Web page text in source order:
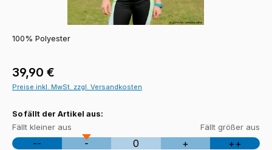
100% Polyester
Regulärer Preis:
39,90 €
Preise inkl. MwSt. zzgl. Versandkosten
So fällt der Artikel aus:
Fällt kleiner aus Fällt größer aus
-- - 0 + ++